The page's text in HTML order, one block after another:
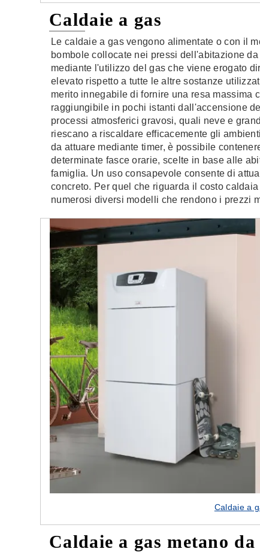
Caldaie a gas
Le caldaie a gas vengono alimentate o con il
bombole collocate nei pressi dell'abitazione
mediante l'utilizzo del gas che viene erogato
elevato rispetto a tutte le altre sostanze
merito innegabile di fornire una resa massima
raggiungibile in pochi istanti dall'accensione
processi atmosferici gravosi, quali neve e
riescano a riscaldare efficacemente gli
da attuare mediante timer, è possibile
determinate fasce orarie, scelte in base alle
famiglia. Un uso consapevole consente di
concreto. Per quel che riguarda il costo
numerosi diversi modelli che rendono i prezzi
Caldaie a
Caldaie a gas metano